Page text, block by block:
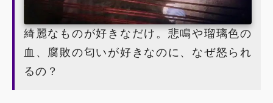
綺麗なものが好きなだけ。悲鳴や瑠璃色の
血、腐敗の匂いが好きなのに、なぜ怒られ
るの？